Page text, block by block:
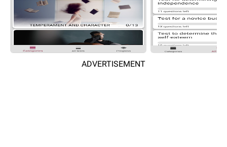
ADVERTISEMENT